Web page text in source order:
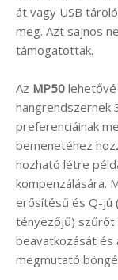
át vagy USB
meg. Azt sajnos
támogatottak.
Az MP50
hangrendszernek
preferenciáinak
bemenetéhez
hozható létre
kompenzálására.
erősítésű és Q-jú
tényezőjű) szűrőt
beavatkozását és
megmutató